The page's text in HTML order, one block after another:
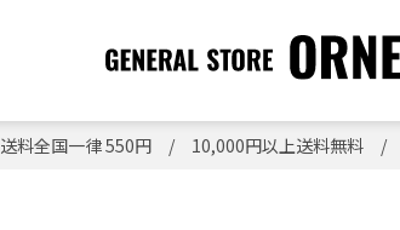
送料全国一律 550円 / 10,000円以上送料無料 /